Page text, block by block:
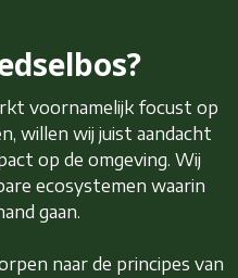
voornamelijk focust op
willen wij juist aandacht
op de omgeving. Wij
ecosystemen waarin
gaan.
naar de principes van